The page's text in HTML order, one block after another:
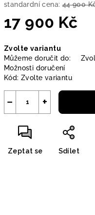
standardní cena: 44 900
17 900 Kč
cena:
Zvolte variantu
Můžeme doručit do:
Možnosti doručení
Kód: Zvolte variantu
+
−
Zeptat se Sdílet